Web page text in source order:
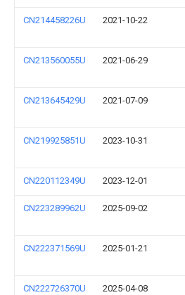
CN214458226U 2021-10-22
CN213560055U 2021-06-29
CN213645429U 2021-07-09
CN219925851U 2023-10-31
CN220112349U 2023-12-01
CN223289962U 2025-09-02
CN222371569U 2025-01-21
CN222726370U 2025-04-08